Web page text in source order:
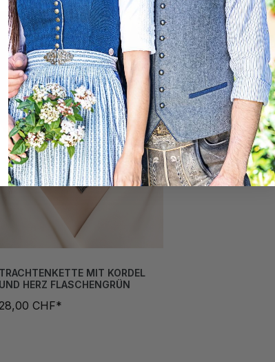
TRACHTENKETTE MIT KORDEL
UND HERZ FLASCHENGRÜN
CHF*